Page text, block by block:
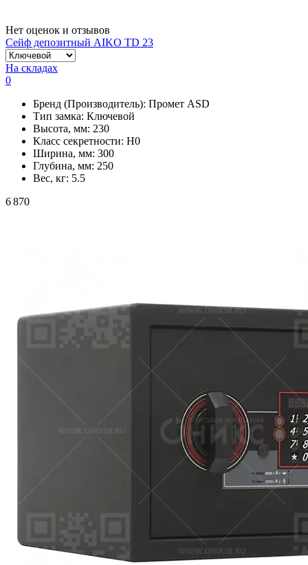
Нет оценок и отзывов
Сейф депозитный AIKO TD 23
На складах
0
Бренд (Производитель): Промет ASD
Тип замка: Ключевой
Высота, мм: 230
Класс секретности: H0
Ширина, мм: 300
Глубина, мм: 250
Вес, кг: 5.5
6 870